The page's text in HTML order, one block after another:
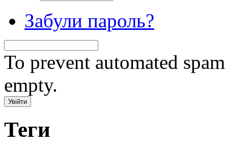
Забули пароль?
To prevent automated
empty.
Теги